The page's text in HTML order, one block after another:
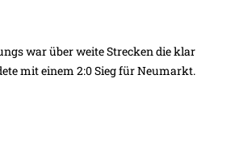
war über weite Strecken die klar
mit einem 2:0 Sieg für Neumarkt.